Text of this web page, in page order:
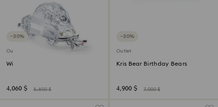
−30%
Outlet
With Love Just Married Car
4,060 $ 5,800 $
−30%
Outlet
Kris Bear Birthday Bears
4,900 $ 7,000 $